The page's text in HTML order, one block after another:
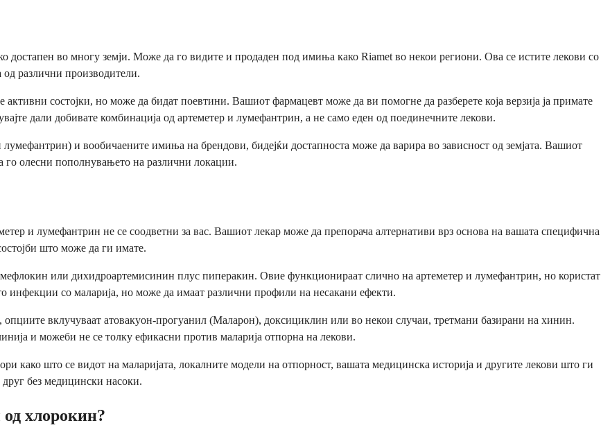
достапен во многу земји. Може да го видите и продаден под имиња како Riamet во некои региони. Ова се истите лекови со
различни производители.
состојки, но може да бидат поевтини. Вашиот фармацевт може да ви помогне да разберете која верзија ја примате
дали добивате комбинација од артеметер и лумефантрин, а не само еден од поединечните лекови.
лумефантрин) и вообичаените имиња на брендови, бидејќи достапноста може да варира во зависност од земјата. Вашиот
го олесни пополнувањето на различни локации.
и лумефантрин не се соодветни за вас. Вашиот лекар може да препорача алтернативи врз основа на вашата специфична
што може да ги имате.
или дихидроартемисинин плус пиперакин. Овие функционираат слично на артеметер и лумефантрин, но користат
инфекции со маларија, но може да имаат различни профили на несакани ефекти.
вклучуваат атовакуон-прогуанил (Маларон), доксициклин или во некои случаи, третмани базирани на хинин.
и можеби не се толку ефикасни против маларија отпорна на лекови.
како што се видот на маларијата, локалните модели на отпорност, вашата медицинска историја и другите лекови што ги
друг без медицински насоки.
хлорокин?